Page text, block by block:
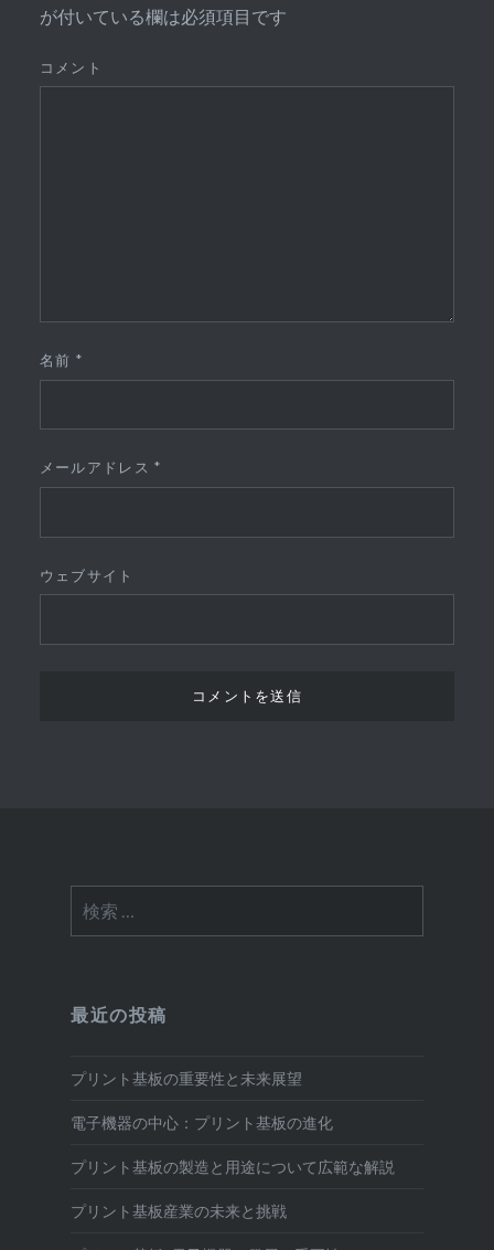
が付いている欄は必須項目です
コメント
名前 *
メールアドレス*
ウェブサイト
索:
最近の投稿
プリント基板の重要性と未来展望
電子機器の中心：プリント基板の進化
プリント基板の製造と用途について広範な解説
プリント基板産業の未来と挑戦